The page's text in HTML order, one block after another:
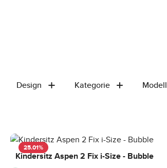
Design Kategorie Modell
25.01%
Kindersitz Aspen 2 Fix i-Size - Bubble